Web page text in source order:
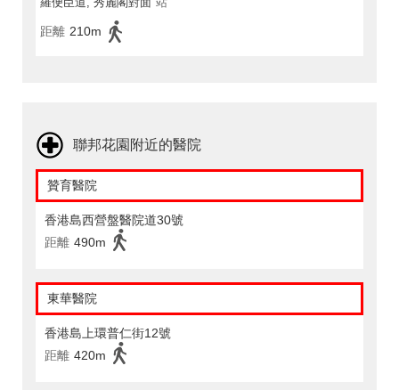
距離 210m
聯邦花園附近的醫院
贊育醫院
香港島西營盤醫院道30號
距離 490m
東華醫院
香港島上環普仁街12號
距離 420m